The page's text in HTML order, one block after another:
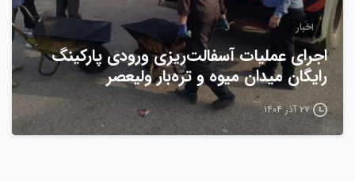
اخبار
اجرای عملیات آسفالت‌ریزی ورودی پارکینگ
رایگان میدان میوه و تره‌بار ولیعصر
۲۷ آذر ۱۴۰۴